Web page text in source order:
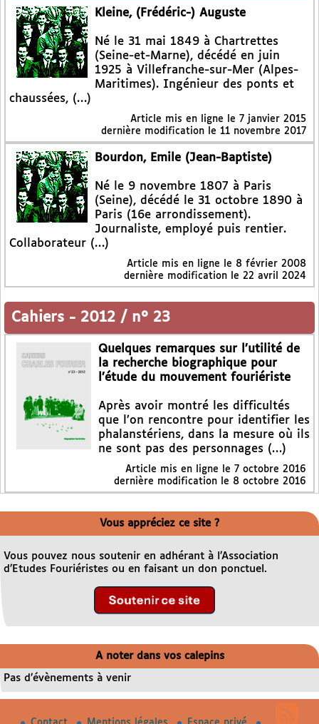
Kleine, (Frédéric-) Auguste
Né le 31 mai 1849 à Chartrettes
(Seine-et-Marne), décédé en juin
1925 à Villefranche-sur-Mer (Alpes-
Maritimes). Ingénieur des ponts et
chaussées, (…)
Article mis en ligne le 7 janvier 2015
dernière modification le 11 novembre 2017
Bourdon, Emile (Jean-Baptiste)
Né le 9 novembre 1807 à Paris
(Seine), décédé le 31 octobre 1890 à
Paris (16e arrondissement).
Journaliste, employé puis rentier.
Collaborateur (…)
Article mis en ligne le 8 février 2008
dernière modification le 22 avril 2024
Cahiers - 2012 / n° 23
Quelques remarques sur l’utilité de
la recherche biographique pour
l’étude du mouvement fouriériste
Après avoir montré les difficultés
que l’on rencontre pour identifier les
phalanstériens, dans la mesure où ils
ne sont pas des personnages (…)
Article mis en ligne le 7 octobre 2016
dernière modification le 8 octobre 2016
Vous appréciez ce site ?
Vous pouvez nous soutenir en adhérant à l’Association
d’Etudes Fouriéristes ou en faisant un don ponctuel.
A noter dans vos calepins
Pas d’évènements à venir